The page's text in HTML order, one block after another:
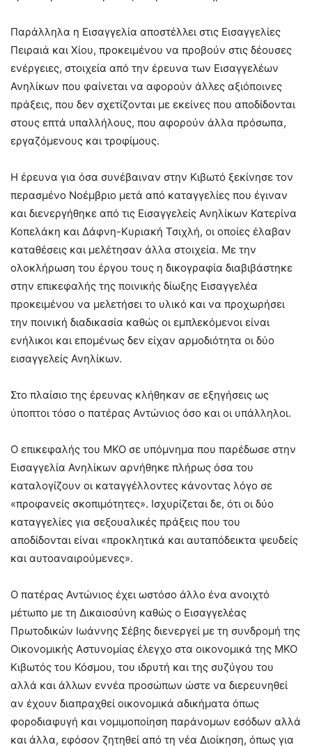
Παράλληλα η Εισαγγελία αποστέλλει στις Εισαγγελίες
Πειραιά και Χίου, προκειμένου να προβούν στις δέουσες
ενέργειες, στοιχεία από την έρευνα των Εισαγγελέων
Ανηλίκων που φαίνεται να αφορούν άλλες αξιόποινες
πράξεις, που δεν σχετίζονται με εκείνες που αποδίδονται
στους επτά υπαλλήλους, που αφορούν άλλα πρόσωπα,
εργαζόμενους και τροφίμους.
Η έρευνα για όσα συνέβαιναν στην Κιβωτό ξεκίνησε τον
περασμένο Νοέμβριο μετά από καταγγελίες που έγιναν
και διενεργήθηκε από τις Εισαγγελείς Ανηλίκων Κατερίνα
Κοπελάκη και Δάφνη-Κυριακή Τσιχλή, οι οποίες έλαβαν
καταθέσεις και μελέτησαν άλλα στοιχεία. Με την
ολοκλήρωση του έργου τους η δικογραφία διαβιβάστηκε
στην επικεφαλής της ποινικής δίωξης Εισαγγελέα
προκειμένου να μελετήσει το υλικό και να προχωρήσει
την ποινική διαδικασία καθώς οι εμπλεκόμενοι είναι
ενήλικοι και επομένως δεν είχαν αρμοδιότητα οι δύο
εισαγγελείς Ανηλίκων.
Στο πλαίσιο της έρευνας κλήθηκαν σε εξηγήσεις ως
ύποπτοι τόσο ο πατέρας Αντώνιος όσο και οι υπάλληλοι.
Ο επικεφαλής του ΜΚΟ σε υπόμνημα που παρέδωσε στην
Εισαγγελία Ανηλίκων αρνήθηκε πλήρως όσα του
καταλογίζουν οι καταγγέλλοντες κάνοντας λόγο σε
«προφανείς σκοπιμότητες». Ισχυρίζεται δε, ότι οι δύο
καταγγελίες για σεξουαλικές πράξεις που του
αποδίδονται είναι «προκλητικά και αυταπόδεικτα ψευδείς
και αυτοαναιρούμενες».
Ο πατέρας Αντώνιος έχει ωστόσο άλλο ένα ανοιχτό
μέτωπο με τη Δικαιοσύνη καθώς ο Εισαγγελέας
Πρωτοδικών Ιωάννης Σέβης διενεργεί με τη συνδρομή της
Οικονομικής Αστυνομίας έλεγχο στα οικονομικά της ΜΚΟ
Κιβωτός του Κόσμου, του ιδρυτή και της συζύγου του
αλλά και άλλων εννέα προσώπων ώστε να διερευνηθεί
αν έχουν διαπραχθεί οικονομικά αδικήματα όπως
φοροδιαφυγή και νομιμοποίηση παράνομων εσόδων αλλά
και άλλα, εφόσον ζητηθεί από τη νέα Διοίκηση, όπως για